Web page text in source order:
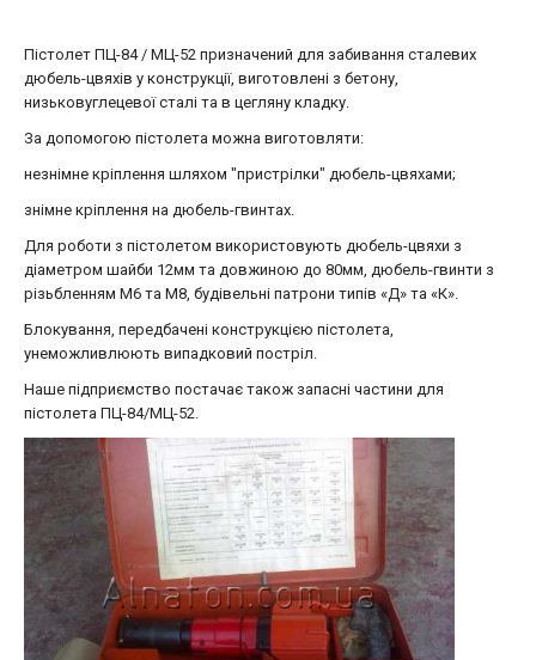
Пістолет ПЦ-84 / МЦ-52 призначений для забивання сталевих
дюбель-цвяхів у конструкції, виготовлені з бетону,
низьковуглецевої сталі та в цегляну кладку.
За допомогою пістолета можна виготовляти:
незнімне кріплення шляхом "пристрілки" дюбель-цвяхами;
знімне кріплення на дюбель-гвинтах.
Для роботи з пістолетом використовують дюбель-цвяхи з
діаметром шайби 12мм та довжиною до 80мм, дюбель-гвинти з
різьбленням М6 та М8, будівельні патрони типів «Д» та «К».
Блокування, передбачені конструкцією пістолета,
унеможливлюють випадковий постріл.
Наше підприємство постачає також запасні частини для
пістолета ПЦ-84/МЦ-52.